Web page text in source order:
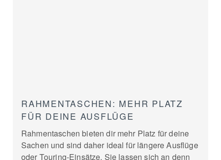
RAHMENTASCHEN: MEHR PLATZ
FÜR DEINE AUSFLÜGE
Rahmentaschen bieten dir mehr Platz für deine
Sachen und sind daher ideal für längere Ausflüge
oder Touring-Einsätze. Sie lassen sich an denn